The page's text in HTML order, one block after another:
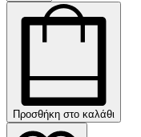
Προσθήκη στο καλάθι